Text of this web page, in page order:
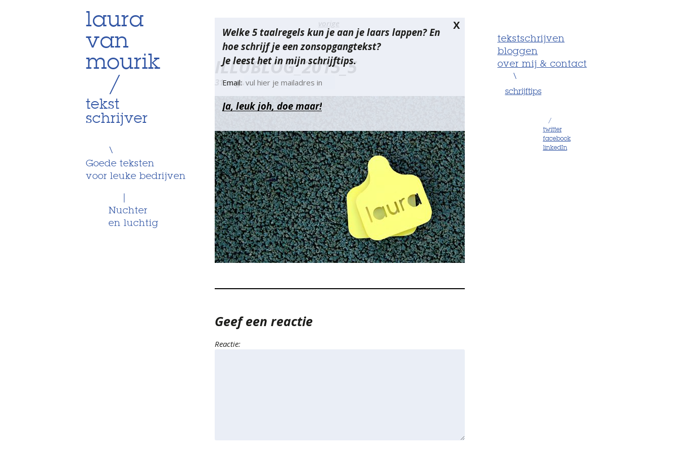
Skip
to
content
laura
van
mourik
/
tekst
schrijver
\
Goede teksten
voor leuke bedrijven
Nuchter
en luchtig
tekstschrijven
bloggen
over mij & contact
\
schrijftips
/
twitter
facebook
linkedIn
X
Welke 5 taalregels kun je aan je laars lappen? En
hoe schrijf je een zonsopgangtekst?
Je leest het in mijn schrijftips.
Email:
Bericht
navigatie
vorige
ILLUBLOG_2015_5
31 augustus 2016
Geef een reactie
Reactie: